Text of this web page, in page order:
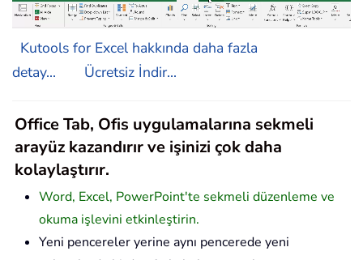
Kutools for Excel hakkında daha fazla
detay...
Ücretsiz İndir...
Office Tab, Ofis uygulamalarına sekmeli
arayüz kazandırır ve işinizi çok daha
kolaylaştırır.
Word, Excel, PowerPoint'te sekmeli düzenleme ve
okuma işlevini etkinleştirin.
Yeni pencereler yerine aynı pencerede yeni